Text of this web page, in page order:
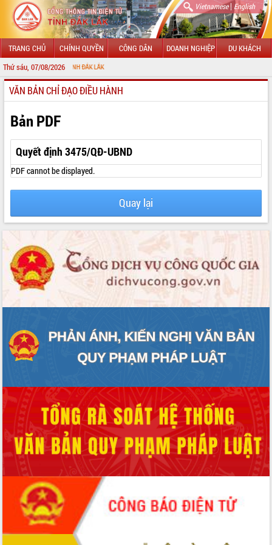
Vietnamese| English
TRANG CHỦ CHÍNH QUYỀN CÔNG DÂN DOANH NGHIỆP DU KHÁCH
Thứ sáu, 07/08/2026
GIỚI THIỆU
LÃNH ĐẠO UBND TỈNH
TIN TỨC SỰ KIỆN
SỞ, BAN, NGÀNH
UBND CÁC XÃ, PHƯỜNG
THÔNG TIN CHỈ ĐẠO ĐIỀU HÀNH
VĂN BẢN HĐND TỈNH
ĐIỂM TIN VĂN BẢN
VĂN BẢN CHỈ ĐẠO ĐIỀU HÀNH
Bản PDF
Quyết định 3475/QĐ-UBND
PDF cannot be displayed.
Quay lại